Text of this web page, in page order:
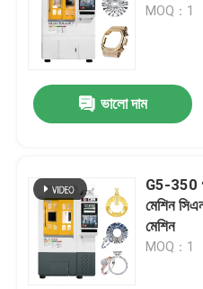
MOQ：1
ভালো দাম
G5-350
মেশিন
মেশিন
MOQ：1